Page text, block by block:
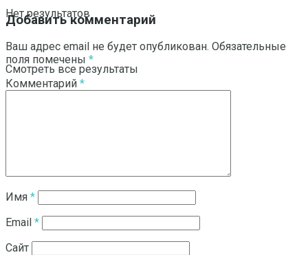
Нет результатов
Смотреть все результаты
Добавить комментарий
Ваш адрес email не будет опубликован. Обязательные
поля помечены *
Комментарий *
Имя *
Email *
Сайт